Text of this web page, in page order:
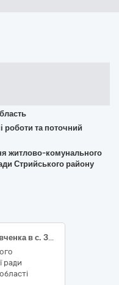
роботи та поточний
житлово-комунального
Стрийського району
Поточний ремонт проспекту Шевченка в с. Загірне Стрийського району Львівської області
ради